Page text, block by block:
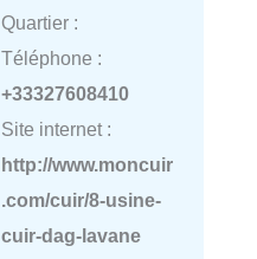
Quartier :
Téléphone :
+33327608410
Site internet :
http://www.moncuir
.com/cuir/8-usine-
cuir-dag-lavane